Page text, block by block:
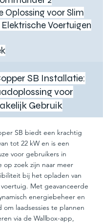
Oplossing voor Slim
Voertuigen
SB Installatie:
voor
Gebruik
SB biedt een krachtig
tot 22 kW en is een
voor gebruikers in
op zoek zijn naar meer
bij het opladen van
Met geavanceerde
energiebeheer en
laadsessies te plannen
via de Wallbox-app,